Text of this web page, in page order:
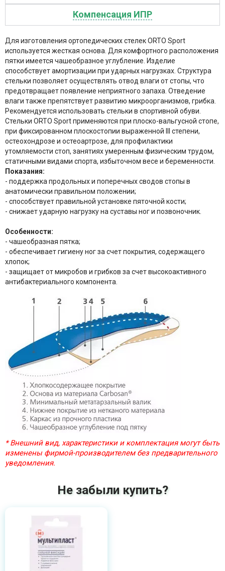
Компенсация ИПР
Для изготовления ортопедических стелек ORTO Sport
используется жесткая основа. Для комфортного расположения
пятки имеется чашеобразное углубление. Изделие
способствует амортизации при ударных нагрузках. Структура
стельки позволяет осуществлять отвод влаги от стопы, что
предотвращает появление неприятного запаха. Отведение
влаги также препятствует развитию микроорганизмов, грибка.
Рекомендуется использовать стельки в спортивной обуви.
Стельки ORTO Sport применяются при плоско-вальгусной стопе,
при фиксированном плоскостопии выраженной III степени,
остеохондрозе и остеоартрозе, для профилактики
утомляемости стоп, занятиях умеренным физическим трудом,
статичными видами спорта, избыточном весе и беременности.
Показания:
- поддержка продольных и поперечных сводов стопы в
анатомически правильном положении;
- способствует правильной установке пяточной кости;
- снижает ударную нагрузку на суставы ног и позвоночник.
Особенности:
- чашеобразная пятка;
- обеспечивает гигиену ног за счет покрытия, содержащего
хлопок;
- защищает от микробов и грибков за счет высокоактивного
антибактериального компонента.
* Внешний вид, характеристики и комплектация могут быть
изменены фирмой-производителем без предварительного
уведомления.
Не забыли купить?